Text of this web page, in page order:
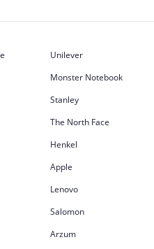
Unilever
Monster Notebook
Stanley
The North Face
Henkel
Apple
Lenovo
Salomon
Arzum